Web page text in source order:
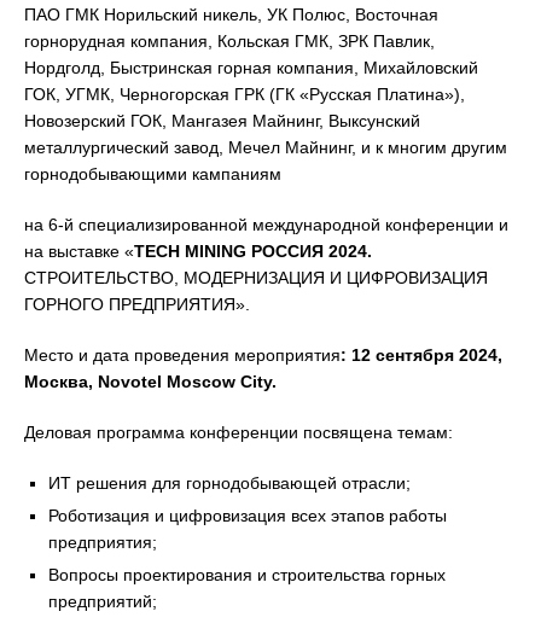
ПАО ГМК Норильский никель, УК Полюс, Восточная
горнорудная компания, Кольская ГМК, ЗРК Павлик,
Нордголд, Быстринская горная компания, Михайловский
ГОК, УГМК, Черногорская ГРК (ГК «Русская Платина»),
Новозерский ГОК, Мангазея Майнинг, Выксунский
металлургический завод, Мечел Майнинг, и к многим другим
горнодобывающими кампаниям
на 6-й специализированной международной конференции и
на выставке «TECH MINING РОССИЯ 2024.
СТРОИТЕЛЬСТВО, МОДЕРНИЗАЦИЯ И ЦИФРОВИЗАЦИЯ
ГОРНОГО ПРЕДПРИЯТИЯ».
Место и дата проведения мероприятия: 12 сентября 2024,
Москва, Novotel Moscow City.
Деловая программа конференции посвящена темам:
ИТ решения для горнодобывающей отрасли;
Роботизация и цифровизация всех этапов работы
предприятия;
Вопросы проектирования и строительства горных
предприятий;